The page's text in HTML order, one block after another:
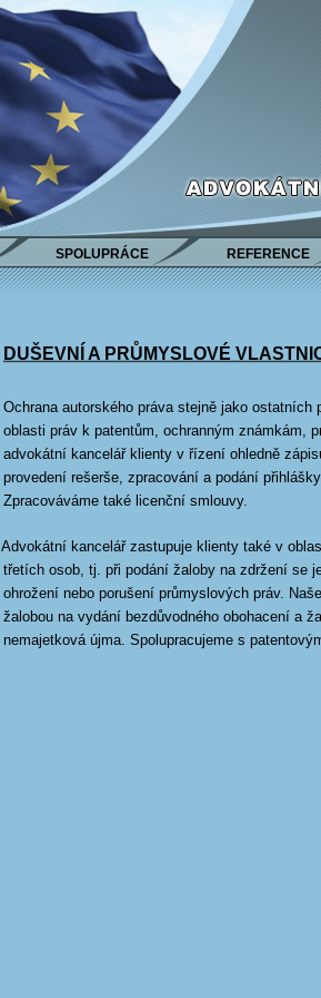
SPOLUPRÁCE REFERENCE
DUŠEVNÍ A PRŮMYSLOVÉ
Ochrana autorského práva stejně jako
oblasti práv k patentům, ochranným známkám,
advokátní kancelář klienty v řízení ohledně
provedení rešerše, zpracování a podání
Zpracováváme také licenční smlouvy.
Advokátní kancelář zastupuje klienty také v
třetích osob, tj. při podání žaloby na zdržení se
ohrožení nebo porušení průmyslových práv.
žalobou na vydání bezdůvodného obohacení a
nemajetková újma. Spolupracujeme s